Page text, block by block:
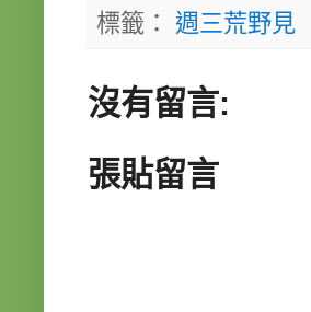
標籤： 週三荒野見
沒有留言:
張貼留言